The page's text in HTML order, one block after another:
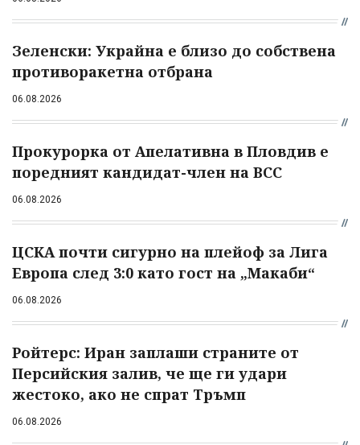
Зеленски: Украйна е близо до собствена
противоракетна отбрана
06.08.2026
Прокурорка от Апелативна в Пловдив е
поредният кандидат-член на ВСС
06.08.2026
ЦСКА почти сигурно на плейоф за Лига
Европа след 3:0 като гост на „Макаби“
06.08.2026
Ройтерс: Иран заплаши страните от
Персийския залив, че ще ги удари
жестоко, ако не спрат Тръмп
06.08.2026